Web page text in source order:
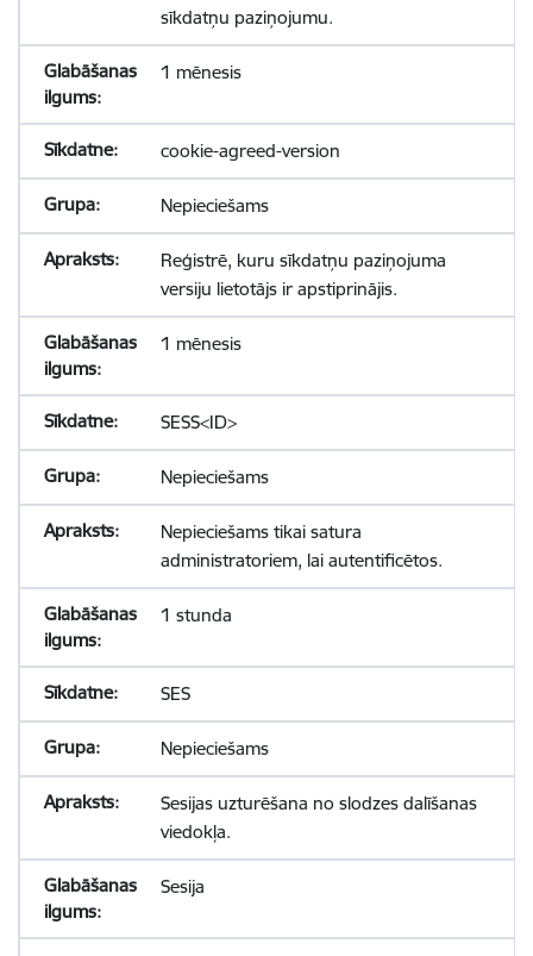
sīkdatņu paziņojumu.
1 mēnesis
cookie-agreed-version
Nepieciešams
Reģistrē, kuru sīkdatņu paziņojuma
versiju lietotājs ir apstiprinājis.
1 mēnesis
SESS<ID>
Nepieciešams
Nepieciešams tikai satura
administratoriem, lai autentificētos.
1 stunda
SES
Nepieciešams
Sesijas uzturēšana no slodzes dalīšanas
viedokļa.
Sesija